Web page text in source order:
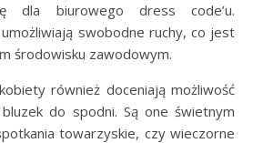
dla biurowego dress code’u.
swobodne ruchy, co jest
środowisku zawodowym.
również doceniają możliwość
bluzek do spodni. Są one świetnym
towarzyskie, czy wieczorne